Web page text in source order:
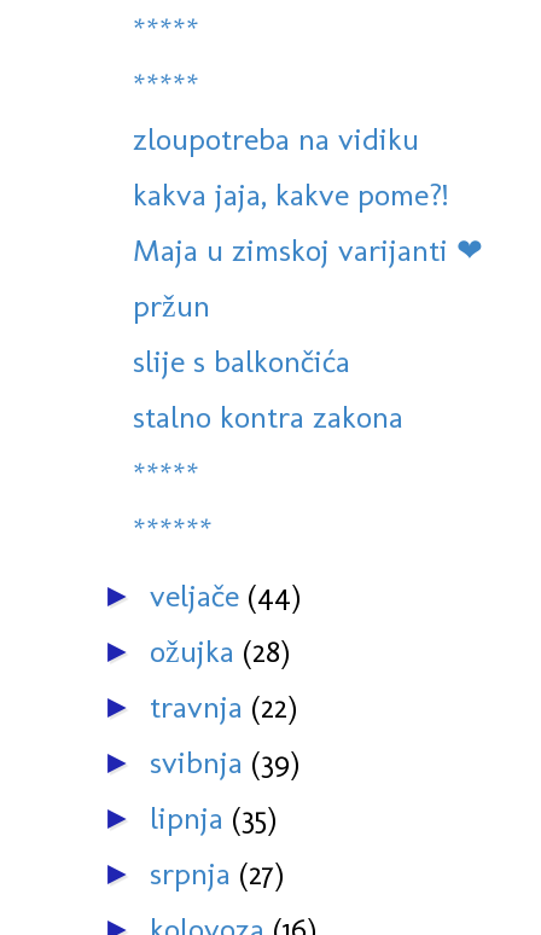
*****
*****
zloupotreba na vidiku
kakva jaja, kakve pome?!
Maja u zimskoj varijanti ❤
pržun
slije s balkončića
stalno kontra zakona
*****
******
► veljače (44)
► ožujka (28)
► travnja (22)
► svibnja (39)
► lipnja (35)
► srpnja (27)